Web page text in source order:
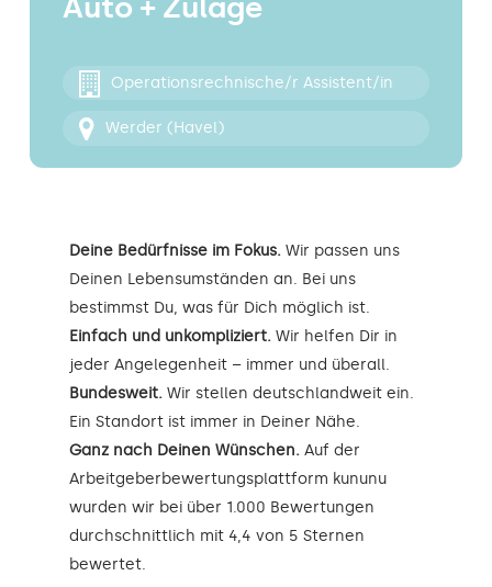
Kontakt
Auto + Zulage
Operationsrechnische/r Assistent/in
Werder (Havel)
Deine Bedürfnisse im Fokus. Wir passen uns
Deinen Lebensumständen an. Bei uns
bestimmst Du, was für Dich möglich ist.
Einfach und unkompliziert. Wir helfen Dir in
jeder Angelegenheit – immer und überall.
Bundesweit. Wir stellen deutschlandweit ein.
Ein Standort ist immer in Deiner Nähe.
Ganz nach Deinen Wünschen. Auf der
Arbeitgeberbewertungsplattform kununu
wurden wir bei über 1.000 Bewertungen
durchschnittlich mit 4,4 von 5 Sternen
bewertet.